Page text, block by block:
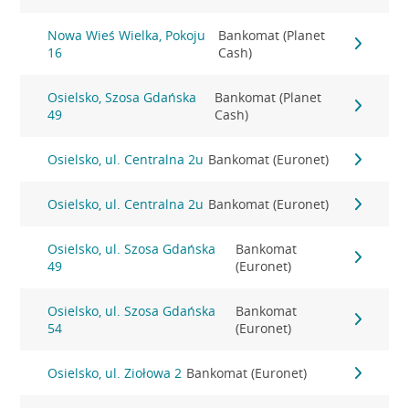
Nowa Wieś Wielka, Pokoju
16
Bankomat (Planet
Cash)
Osielsko, Szosa Gdańska
49
Bankomat (Planet
Cash)
Osielsko, ul. Centralna 2u Bankomat (Euronet)
Osielsko, ul. Centralna 2u Bankomat (Euronet)
Osielsko, ul. Szosa Gdańska
49
Bankomat
(Euronet)
Osielsko, ul. Szosa Gdańska
54
Bankomat
(Euronet)
Osielsko, ul. Ziołowa 2 Bankomat (Euronet)